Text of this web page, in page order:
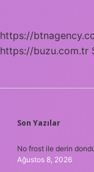
https://
https://buzu.com.tr
Son Yazılar
No frost ile derin
Ağustos 8, 2026